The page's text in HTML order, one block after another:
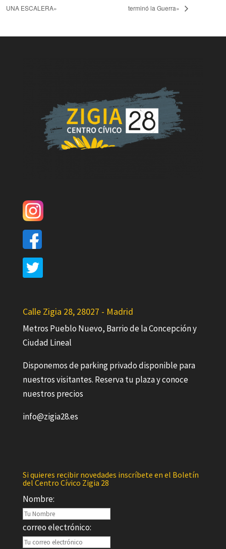
UNA ESCALERA»
terminó la Guerra»
Calle Zigia 28, 28027 - Madrid
Metros Pueblo Nuevo, Barrio de la Concepción y
Ciudad Lineal
Disponemos de parking privado disponible para
nuestros visitantes. Reserva tu plaza y conoce
nuestros precios
info@zigia28.es
Si quieres recibir novedades inscríbete en el Boletín
del Centro Cívico Zigia 28
Nombre:
correo electrónico: